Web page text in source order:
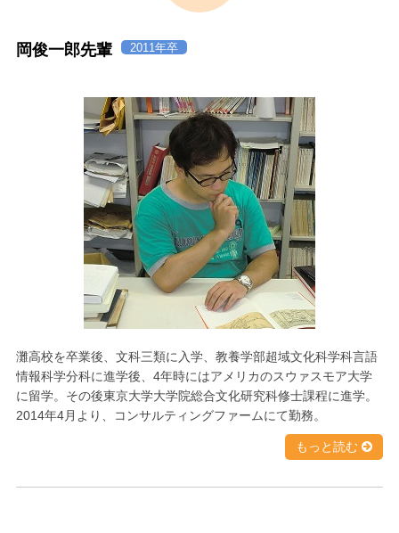
岡俊一郎先輩 2011年卒
灘高校を卒業後、文科三類に入学、教養学部超域文化科学科言語
情報科学分科に進学後、4年時にはアメリカのスウァスモア大学
に留学。その後東京大学大学院総合文化研究科修士課程に進学。
2014年4月より、コンサルティングファームにて勤務。
もっと読む